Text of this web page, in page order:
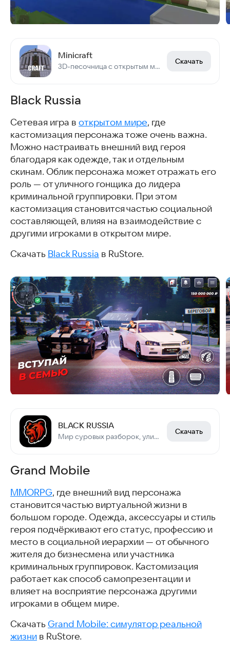
Minicraft
3D-песочница с открытым миром
Скачать
Black Russia
Сетевая игра в открытом мире, где
кастомизация персонажа тоже очень важна.
Можно настраивать внешний вид героя
благодаря как одежде, так и отдельным
скинам. Облик персонажа может отражать его
роль — от уличного гонщика до лидера
криминальной группировки. При этом
кастомизация становится частью социальной
составляющей, влияя на взаимодействие с
другими игроками в открытом мире.
Скачать Black Russia в RuStore.
BLACK RUSSIA
Мир суровых разборок, уличных гонок и заработка миллионов в криминальной России
Скачать
Grand Mobile
MMORPG, где внешний вид персонажа
становится частью виртуальной жизни в
большом городе. Одежда, аксессуары и стиль
героя подчёркивают его статус, профессию и
место в социальной иерархии — от обычного
жителя до бизнесмена или участника
криминальных группировок. Кастомизация
работает как способ самопрезентации и
влияет на восприятие персонажа другими
игроками в общем мире.
Скачать Grand Mobile: симулятор реальной
жизни в RuStore.